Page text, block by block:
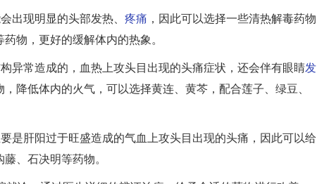
出现明显的头部发热、 疼痛 ，因此可以选择一些清热解毒药物
物，更好的缓解体内的热象。
异常造成的，血热上攻头目出现的头痛症状，还会伴有眼睛发
降低体内的火气，可以选择黄连、黄芩，配合莲子、绿豆、
是肝阳过于旺盛造成的气血上攻头目出现的头痛，因此可以给
、石决明等药物。